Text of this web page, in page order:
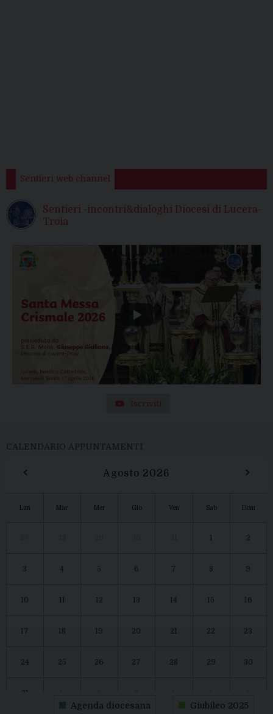
Sentieri web channel
Sentieri -incontri&dialoghi Diocesi di Lucera-
Troia
Iscriviti
CALENDARIO APPUNTAMENTI
‹ Agosto 2026 ›
Lun Mar Mer Gio Ven Sab Dom
1 2
3 4 5 6 7 8 9
10 11 12 13 14 15 16
17 18 19 20 21 22 23
24 25 26 27 28 29 30
31
Agenda diocesana Giubileo 2025